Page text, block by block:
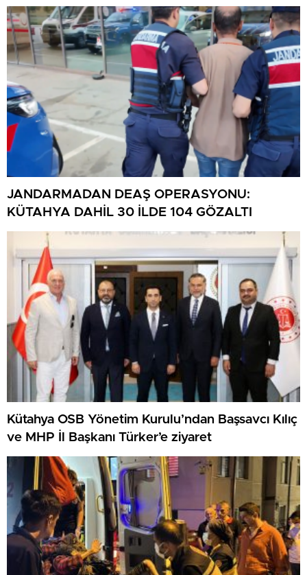
JANDARMADAN DEAŞ OPERASYONU:
KÜTAHYA DAHİL 30 İLDE 104 GÖZALTI
Kütahya OSB Yönetim Kurulu’ndan Başsavcı Kılıç
ve MHP İl Başkanı Türker’e ziyaret